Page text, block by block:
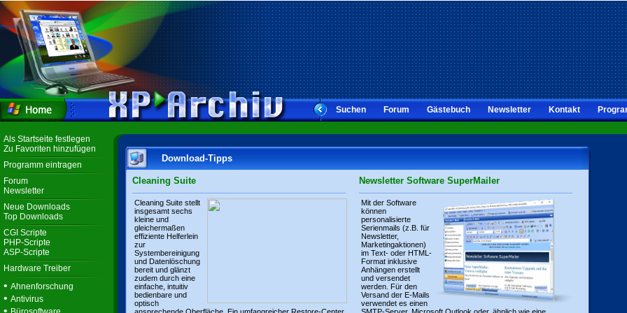
Suchen Forum Gästebuch Newsletter Kontakt
Als Startseite festlegen
Zu Favoriten hinzufügen
Programm eintragen
Forum
Newsletter
Neue Downloads
Top Downloads
CGI Scripte
PHP-Scripte
ASP-Scripte
Hardware Treiber
• Ahnenforschung
• Antivirus
•
Download-Tipps
Cleaning Suite
Cleaning Suite stellt
insgesamt sechs
kleine und
gleichermaßen
effiziente Helferlein
zur
Systembereinigung
und Datenlöschung
bereit und glänzt
zudem durch eine
einfache, intuitiv
bedienbare und
optisch
Newsletter Software SuperMailer
Mit der Software
können
personalisierte
Serienmails (z.B. für
Newsletter,
Marketingaktionen)
im Text- oder HTML-
Format inklusive
Anhängen erstellt
und versendet
werden. Für den
Versand der E-Mails
verwendet es einen